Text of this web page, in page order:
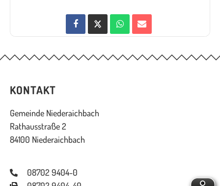
KONTAKT
Gemeinde Niederaichbach
Rathausstraße 2
84100 Niederaichbach
08702 9404-0